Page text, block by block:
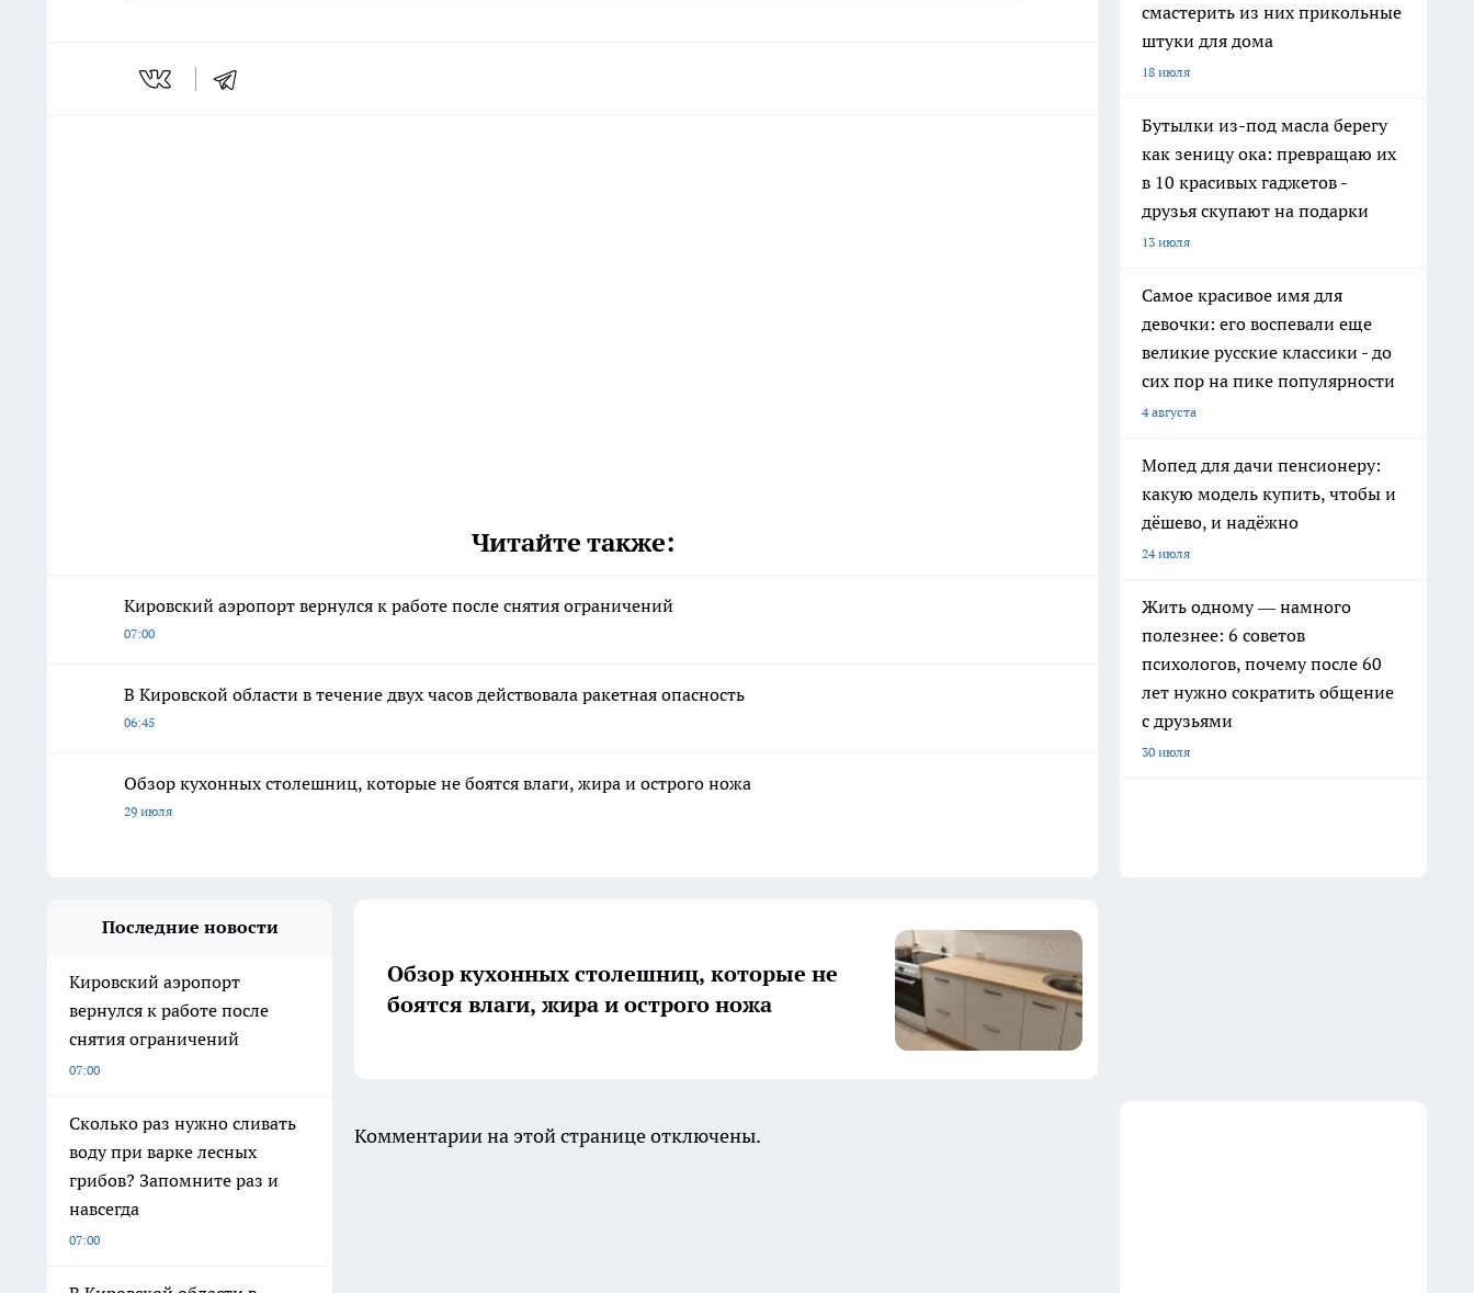
Читайте также:
Кировский аэропорт вернулся к работе после снятия ограничений
07:00
В Кировской области в течение двух часов действовала ракетная опасность
06:45
Обзор кухонных столешниц, которые не боятся влаги, жира и острого ножа
29 июля
смастерить из них прикольные
штуки для дома
18 июля
Бутылки из-под масла берегу
как зеницу ока: превращаю их
в 10 красивых гаджетов -
друзья скупают на подарки
13 июля
Самое красивое имя для
девочки: его воспевали еще
великие русские классики - до
сих пор на пике популярности
4 августа
Мопед для дачи пенсионеру:
какую модель купить, чтобы и
дёшево, и надёжно
24 июля
Жить одному — намного
полезнее: 6 советов
психологов, почему после 60
лет нужно сократить общение
с друзьями
30 июля
Последние новости
Кировский аэропорт
вернулся к работе после
снятия ограничений
07:00
Сколько раз нужно сливать
воду при варке лесных
грибов? Запомните раз и
навсегда
07:00
Обзор кухонных столешниц, которые не
боятся влаги, жира и острого ножа
Комментарии на этой странице отключены.